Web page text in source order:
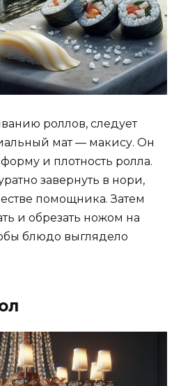
роллов, следует
мат — макису. Он
и плотность ролла.
завернуть в нори,
помощника. Затем
и обрезать ножом на
блюдо выглядело